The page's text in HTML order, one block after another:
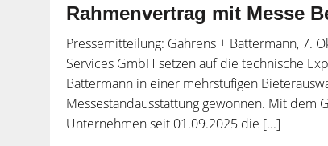
Rahmenvertrag mit Messe
Pressemitteilung: Gahrens + Battermann, 7.
Services GmbH setzen auf die technische
Battermann in einer mehrstufigen
Messestandausstattung gewonnen. Mit dem
Unternehmen seit 01.09.2025 die [...]